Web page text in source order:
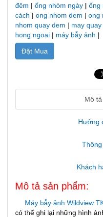
đêm | ống nhòm ngày | ống
cách | ong nhom dem | ong
nhom quay dem | may quay
hong ngoai | máy bẫy ảnh |
Đặt Mua
Mô
Hướng
Khách
Mô tả sản phẩm:
Máy bẫy ảnh Wildview
có thể ghi lại những hình